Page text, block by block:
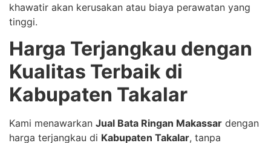
khawatir akan kerusakan atau biaya perawatan yang
tinggi.
Harga Terjangkau dengan
Kualitas Terbaik di
Kabupaten Takalar
Kami menawarkan Jual Bata Ringan Makassar dengan
harga terjangkau di Kabupaten Takalar, tanpa